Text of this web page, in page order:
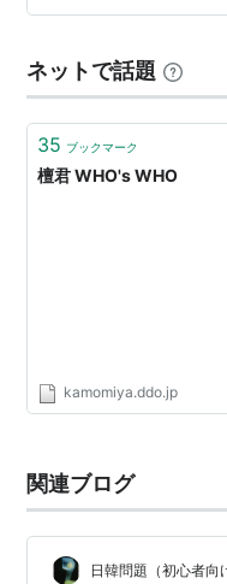
である。 しかし韓国
を始めることは許さ
朝鮮」から始めなけ
録である檀君に何とか
ネットで話題
35 ブックマーク
檀君 WHO's WHO
kamomiya.ddo.jp
関連ブログ
日韓問題（初心者向